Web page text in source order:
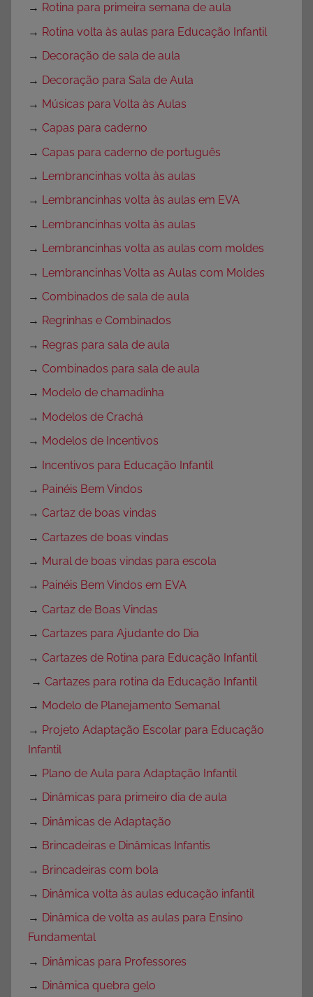
→ Rotina para primeira semana de aula
→ Rotina volta às aulas para Educação Infantil
→ Decoração de sala de aula
→ Decoração para Sala de Aula
→ Músicas para Volta às Aulas
→ Capas para caderno
→ Capas para caderno de português
→ Lembrancinhas volta às aulas
→ Lembrancinhas volta às aulas em EVA
→ Lembrancinhas volta às aulas
→ Lembrancinhas volta as aulas com moldes
→ Lembrancinhas Volta as Aulas com Moldes
→ Combinados de sala de aula
→ Regrinhas e Combinados
→ Regras para sala de aula
→ Combinados para sala de aula
→ Modelo de chamadinha
→ Modelos de Crachá
→ Modelos de Incentivos
→ Incentivos para Educação Infantil
→ Painéis Bem Vindos
→ Cartaz de boas vindas
→ Cartazes de boas vindas
→ Mural de boas vindas para escola
→ Painéis Bem Vindos em EVA
→ Cartaz de Boas Vindas
→ Cartazes para Ajudante do Dia
→ Cartazes de Rotina para Educação Infantil
→ Cartazes para rotina da Educação Infantil
→ Modelo de Planejamento Semanal
→ Projeto Adaptação Escolar para Educação
Infantil
→ Plano de Aula para Adaptação Infantil
→ Dinâmicas para primeiro dia de aula
→ Dinâmicas de Adaptação
→ Brincadeiras e Dinâmicas Infantis
→ Brincadeiras com bola
→ Dinâmica volta às aulas educação infantil
→ Dinâmica de volta as aulas para Ensino
Fundamental
→ Dinâmicas para Professores
→ Dinâmica quebra gelo